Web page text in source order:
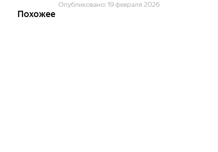
Опубликовано: 19 февраля 2026
Похожее